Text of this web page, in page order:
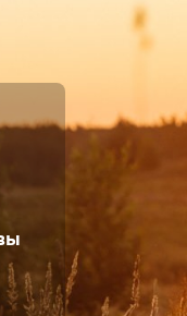
и
есть дети,
отличная
отеле Яхт-